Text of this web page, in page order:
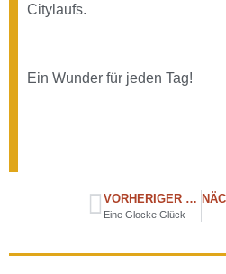
Citylaufs.
Ein Wunder für jeden Tag!
VORHERIGER BEITRAG
Eine Glocke Glück